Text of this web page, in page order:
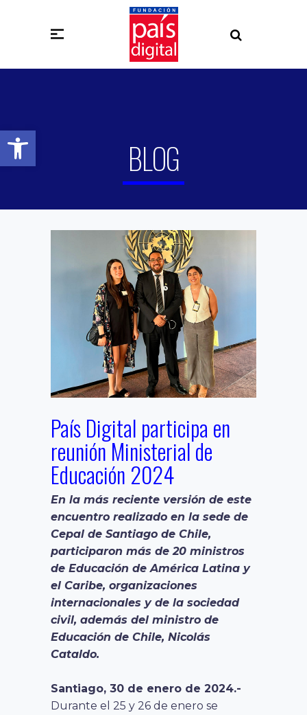
Abrir barra de herramientas
BLOG
País Digital participa en
reunión Ministerial de
Educación 2024
En la más reciente versión de este
encuentro realizado en la sede de
Cepal de Santiago de Chile,
participaron más de 20 ministros
de Educación de América Latina y
el Caribe, organizaciones
internacionales y de la sociedad
civil, además del ministro de
Educación de Chile, Nicolás
Cataldo.
Santiago, 30 de enero de 2024.-
Durante el 25 y 26 de enero se